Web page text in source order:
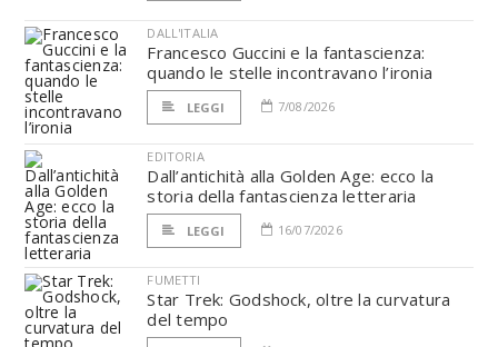
DALL'ITALIA
Francesco Guccini e la fantascienza:
quando le stelle incontravano l’ironia
LEGGI 7/08/2026
EDITORIA
Dall’antichità alla Golden Age: ecco la
storia della fantascienza letteraria
LEGGI 16/07/2026
FUMETTI
Star Trek: Godshock, oltre la curvatura
del tempo